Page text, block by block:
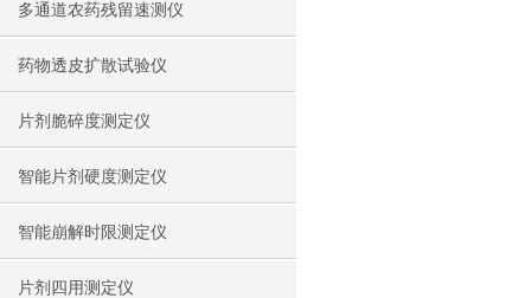
多通道农药残留速测仪
药物透皮扩散试验仪
片剂脆碎度测定仪
智能片剂硬度测定仪
智能崩解时限测定仪
片剂四用测定仪